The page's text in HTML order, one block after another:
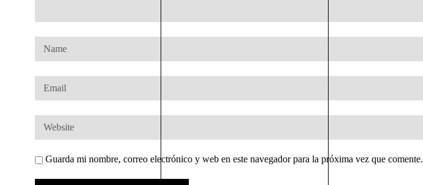
Guarda mi nombre, correo electrónico y web en este navegador para la próxima vez que comente.